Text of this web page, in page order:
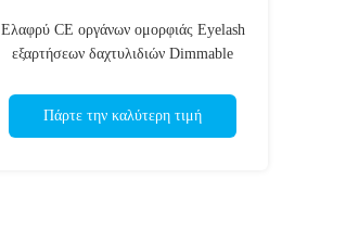
Ελαφρύ CE οργάνων ομορφιάς Eyelash
εξαρτήσεων δαχτυλιδιών Dimmable
Πάρτε την καλύτερη τιμή